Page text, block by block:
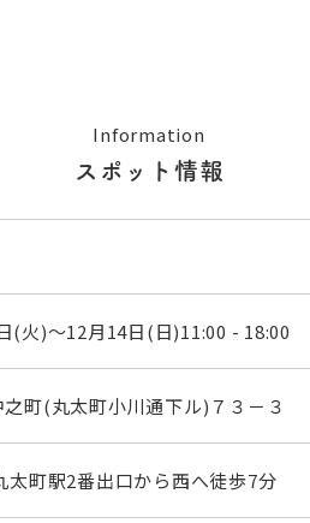
Information
スポット情報
(火)～12月14日(日)11:00 - 18:00
町(丸太町小川通下ル)７３－３
太町駅2番出口から西へ徒歩7分